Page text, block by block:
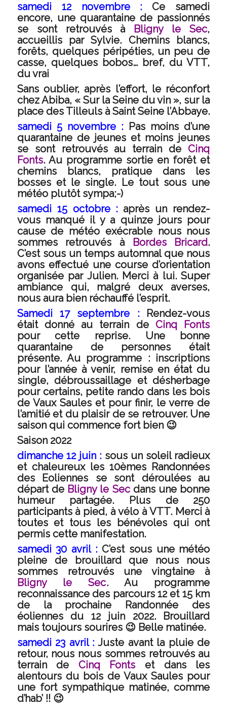
samedi 12 novembre : Ce samedi
encore, une quarantaine de passionnés
se sont retrouvés à Bligny le Sec,
accueillis par Sylvie. Chemins blancs,
forêts, quelques péripéties, un peu de
casse, quelques bobos… bref, du VTT,
du vrai
Sans oublier, après l’effort, le réconfort
chez Abiba, « Sur la Seine du vin », sur la
place des Tilleuls à Saint Seine l’Abbaye.
samedi 5 novembre : Pas moins d’une
quarantaine de jeunes et moins jeunes
se sont retrouvés au terrain deCinq
Fonts. Au programme sortie en forêt et
chemins blancs, pratique dans les
bosses et le single. Le tout sous une
météo plutôt sympa;-)
samedi 15 octobre : après un rendez-
vous manqué il y a quinze jours pour
cause de météo exécrable nous nous
sommes retrouvés à Bordes Bricard.
C’est sous un temps automnal que nous
avons effectué une course d’orientation
organisée par Julien. Merci à lui. Super
ambiance qui, malgré deux averses,
nous aura bien réchauffé l’esprit.
Samedi 17 septembre :Rendez-vous
était donné au terrain deCinq Fonts
pour cette reprise. Une bonne
quarantaine de personnes était
présente. Au programme : inscriptions
pour l’année à venir, remise en état du
single, débroussaillage et désherbage
pour certains, petite rando dans les bois
de Vaux Saules et pour finir, le verre de
l’amitié et du plaisir de se retrouver. Une
saison qui commence fort bien 😉
Saison 2022
dimanche 12 juin : sous un soleil radieux
et chaleureux les 10èmes Randonnées
des Eoliennes se sont déroulées au
départ de Bligny le Secdans une bonne
humeur partagée. Plus de 250
participants à pied, à vélo à VTT. Merci à
toutes et tous les bénévoles qui ont
permis cette manifestation.
samedi 30 avril : C’est sous une météo
pleine de brouillard que nous nous
sommes retrouvés une vingtaine à
Bligny le Sec. Au programme
reconnaissance des parcours 12 et 15 km
de la prochaine Randonnée des
éoliennes du 12 juin 2022. Brouillard
mais toujours sourires 😉 Belle matinée.
samedi 23 avril : Juste avant la pluie de
retour, nous nous sommes retrouvés au
terrain de Cinq Fontset dans les
alentours du bois de Vaux Saules pour
une fort sympathique matinée, comme
d’hab’ !! 😉